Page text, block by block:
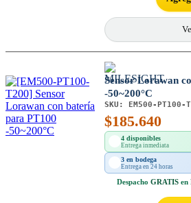
Sensor Lorawan
-50~200°C
SKU: EM500-PT100-
$185.640
4 disponibles
Entrega inmediata
3 en bodega
Entrega en 24 horas
Despacho GRATIS en